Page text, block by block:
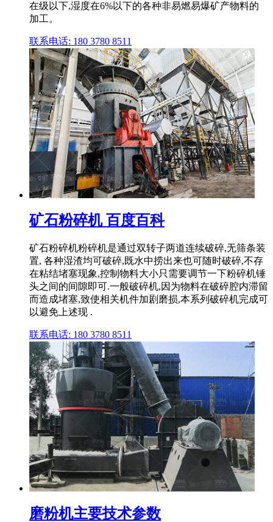
在级以下,湿度在6%以下的各种非易燃易爆矿产物料的
加工。
联系电话: 180 3780 8511
矿石粉碎机 百度百科
矿石粉碎机粉碎机是通过双转子两道连续破碎,无筛条装
置, 各种湿渣均可破碎,既水中捞出来也可随时破碎,不存
在粘结堵塞现象,控制物料大小只需要调节一下粉碎机锤
头之间的间隙即可.一般破碎机,因为物料在破碎腔内滞留
而造成堵塞,致使相关机件加剧磨损,本系列破碎机完成可
以避免上述现 .
联系电话: 180 3780 8511
磨粉机主要技术参数